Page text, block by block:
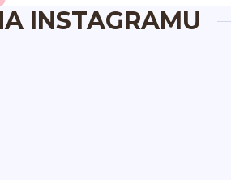
INSTAGRAMU